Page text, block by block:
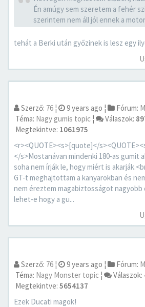
Én amúgy sem szeretem a fehér
szerintem nem áll jól ennek a
tehát a Berki után győzinek is lesz egy
Szerző: 76 ¦ 9 years ago ¦ Fórum:
Téma: Nagy gumis topic ¦ Válaszok:
Megtekintve: 1061975
<r><QUOTE><s>[quote]</
</s>Mostanávan mindenki 180-as gumit
soha nem írják le, hogy miért is
GT-t meghajtottam a kanyarokban és
nem éreztem magabiztosságot nagyobb
lehet-e hogy a gu...
Szerző: 76 ¦ 9 years ago ¦ Fórum:
Téma: Nagy Monster topic ¦ Válaszok:
Megtekintve: 5654137
Ezek Ducati magok!